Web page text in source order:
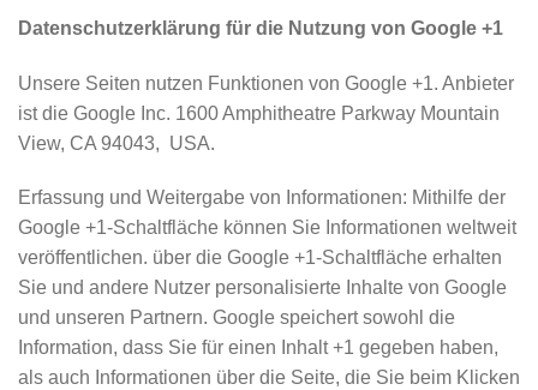
Datenschutzerklärung für die Nutzung von Google +1
Unsere Seiten nutzen Funktionen von Google +1. Anbieter
ist die Google Inc. 1600 Amphitheatre Parkway Mountain
View, CA 94043, USA.
Erfassung und Weitergabe von Informationen: Mithilfe der
Google +1-Schaltfläche können Sie Informationen weltweit
veröffentlichen. über die Google +1-Schaltfläche erhalten
Sie und andere Nutzer personalisierte Inhalte von Google
und unseren Partnern. Google speichert sowohl die
Information, dass Sie für einen Inhalt +1 gegeben haben,
als auch Informationen über die Seite, die Sie beim Klicken